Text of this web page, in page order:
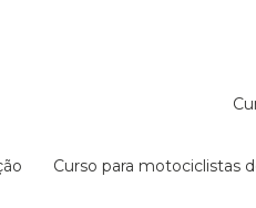
curso para motociclistas